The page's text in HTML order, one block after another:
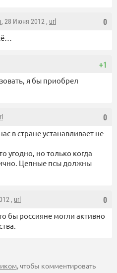
0
, 28 Июня 2012 , url
+1
я бы приобрел
0
в стране устанавливает не
угодно, но только когда
Цепные псы должны
0
, url
бы россияне могли активно
, чтобы комментировать